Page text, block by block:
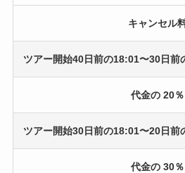
キャンセル
ツアー開始40日前の18:01〜30日前
代金の 20％
ツアー開始30日前の18:01〜20日前
代金の 30％